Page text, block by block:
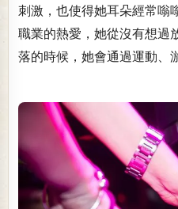
刺激，也使得她耳朵經常嗡
職業的熱愛，她從沒有想過
落的時候，她會通過運動、